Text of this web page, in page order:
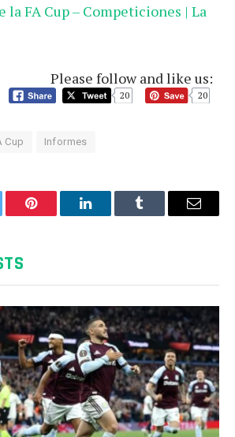
la FA Cup – Competiciones | La
Please follow and like us:
20 20
Cup Informes
Pinterest LinkedInTumblr Email